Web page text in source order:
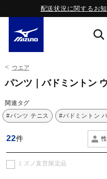
配送状況に関するお
ウエア
パンツ｜バドミントン
関連タグ
#パンツ テニス
#バドミントン
22件
ミズノ直営限定品